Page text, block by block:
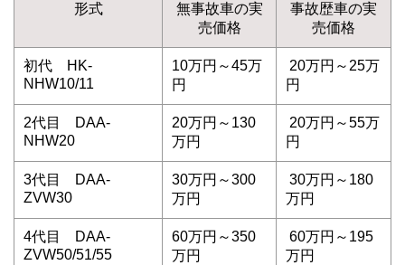
形式
無事故車の実
売価格
事故歴車の実
売価格
初代 HK-
NHW10/11
10万円～45万
円
20万円～25万
円
2代目 DAA-
NHW20
20万円～130
万円
20万円～55万
円
3代目 DAA-
ZVW30
30万円～300
万円
30万円～180
万円
4代目 DAA-
ZVW50/51/55
60万円～350
万円
60万円～195
万円